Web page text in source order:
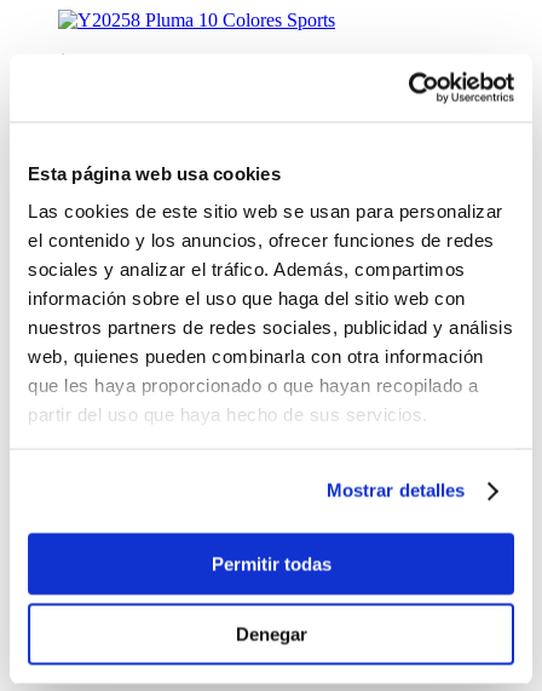
Esta página web usa cookies
Las cookies de este sitio web se usan para personalizar
el contenido y los anuncios, ofrecer funciones de redes
sociales y analizar el tráfico. Además, compartimos
información sobre el uso que haga del sitio web con
nuestros partners de redes sociales, publicidad y análisis
web, quienes pueden combinarla con otra información
que les haya proporcionado o que hayan recopilado a
partir del uso que haya hecho de sus servicios.
Mostrar detalles
Permitir todas
Denegar
Pluma 10 Colores Sports
Lo quiero
%OFF
Pluma Gel Negra Kawaii 2
Antes:
-
+
Lo quiero
$0.45
-
+